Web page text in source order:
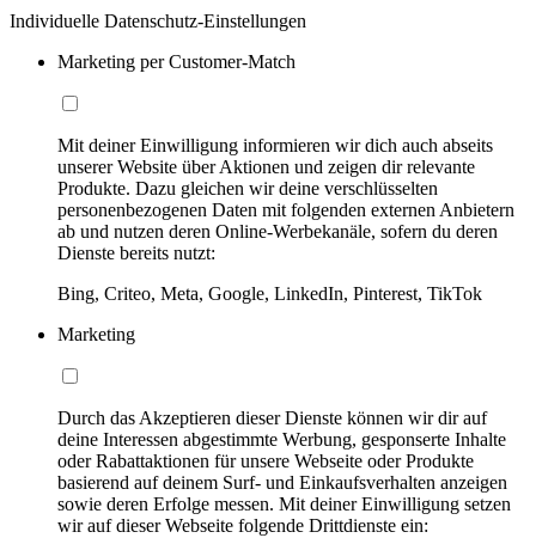
Individuelle Datenschutz-Einstellungen
Marketing per Customer-Match
Mit deiner Einwilligung informieren wir dich auch abseits
unserer Website über Aktionen und zeigen dir relevante
Produkte. Dazu gleichen wir deine verschlüsselten
personenbezogenen Daten mit folgenden externen Anbietern
ab und nutzen deren Online-Werbekanäle, sofern du deren
Dienste bereits nutzt:
Bing, Criteo, Meta, Google, LinkedIn, Pinterest, TikTok
Marketing
Durch das Akzeptieren dieser Dienste können wir dir auf
deine Interessen abgestimmte Werbung, gesponserte Inhalte
oder Rabattaktionen für unsere Webseite oder Produkte
basierend auf deinem Surf- und Einkaufsverhalten anzeigen
sowie deren Erfolge messen. Mit deiner Einwilligung setzen
wir auf dieser Webseite folgende Drittdienste ein: